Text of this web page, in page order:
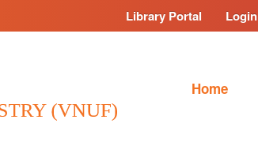
Library Portal Login
Home